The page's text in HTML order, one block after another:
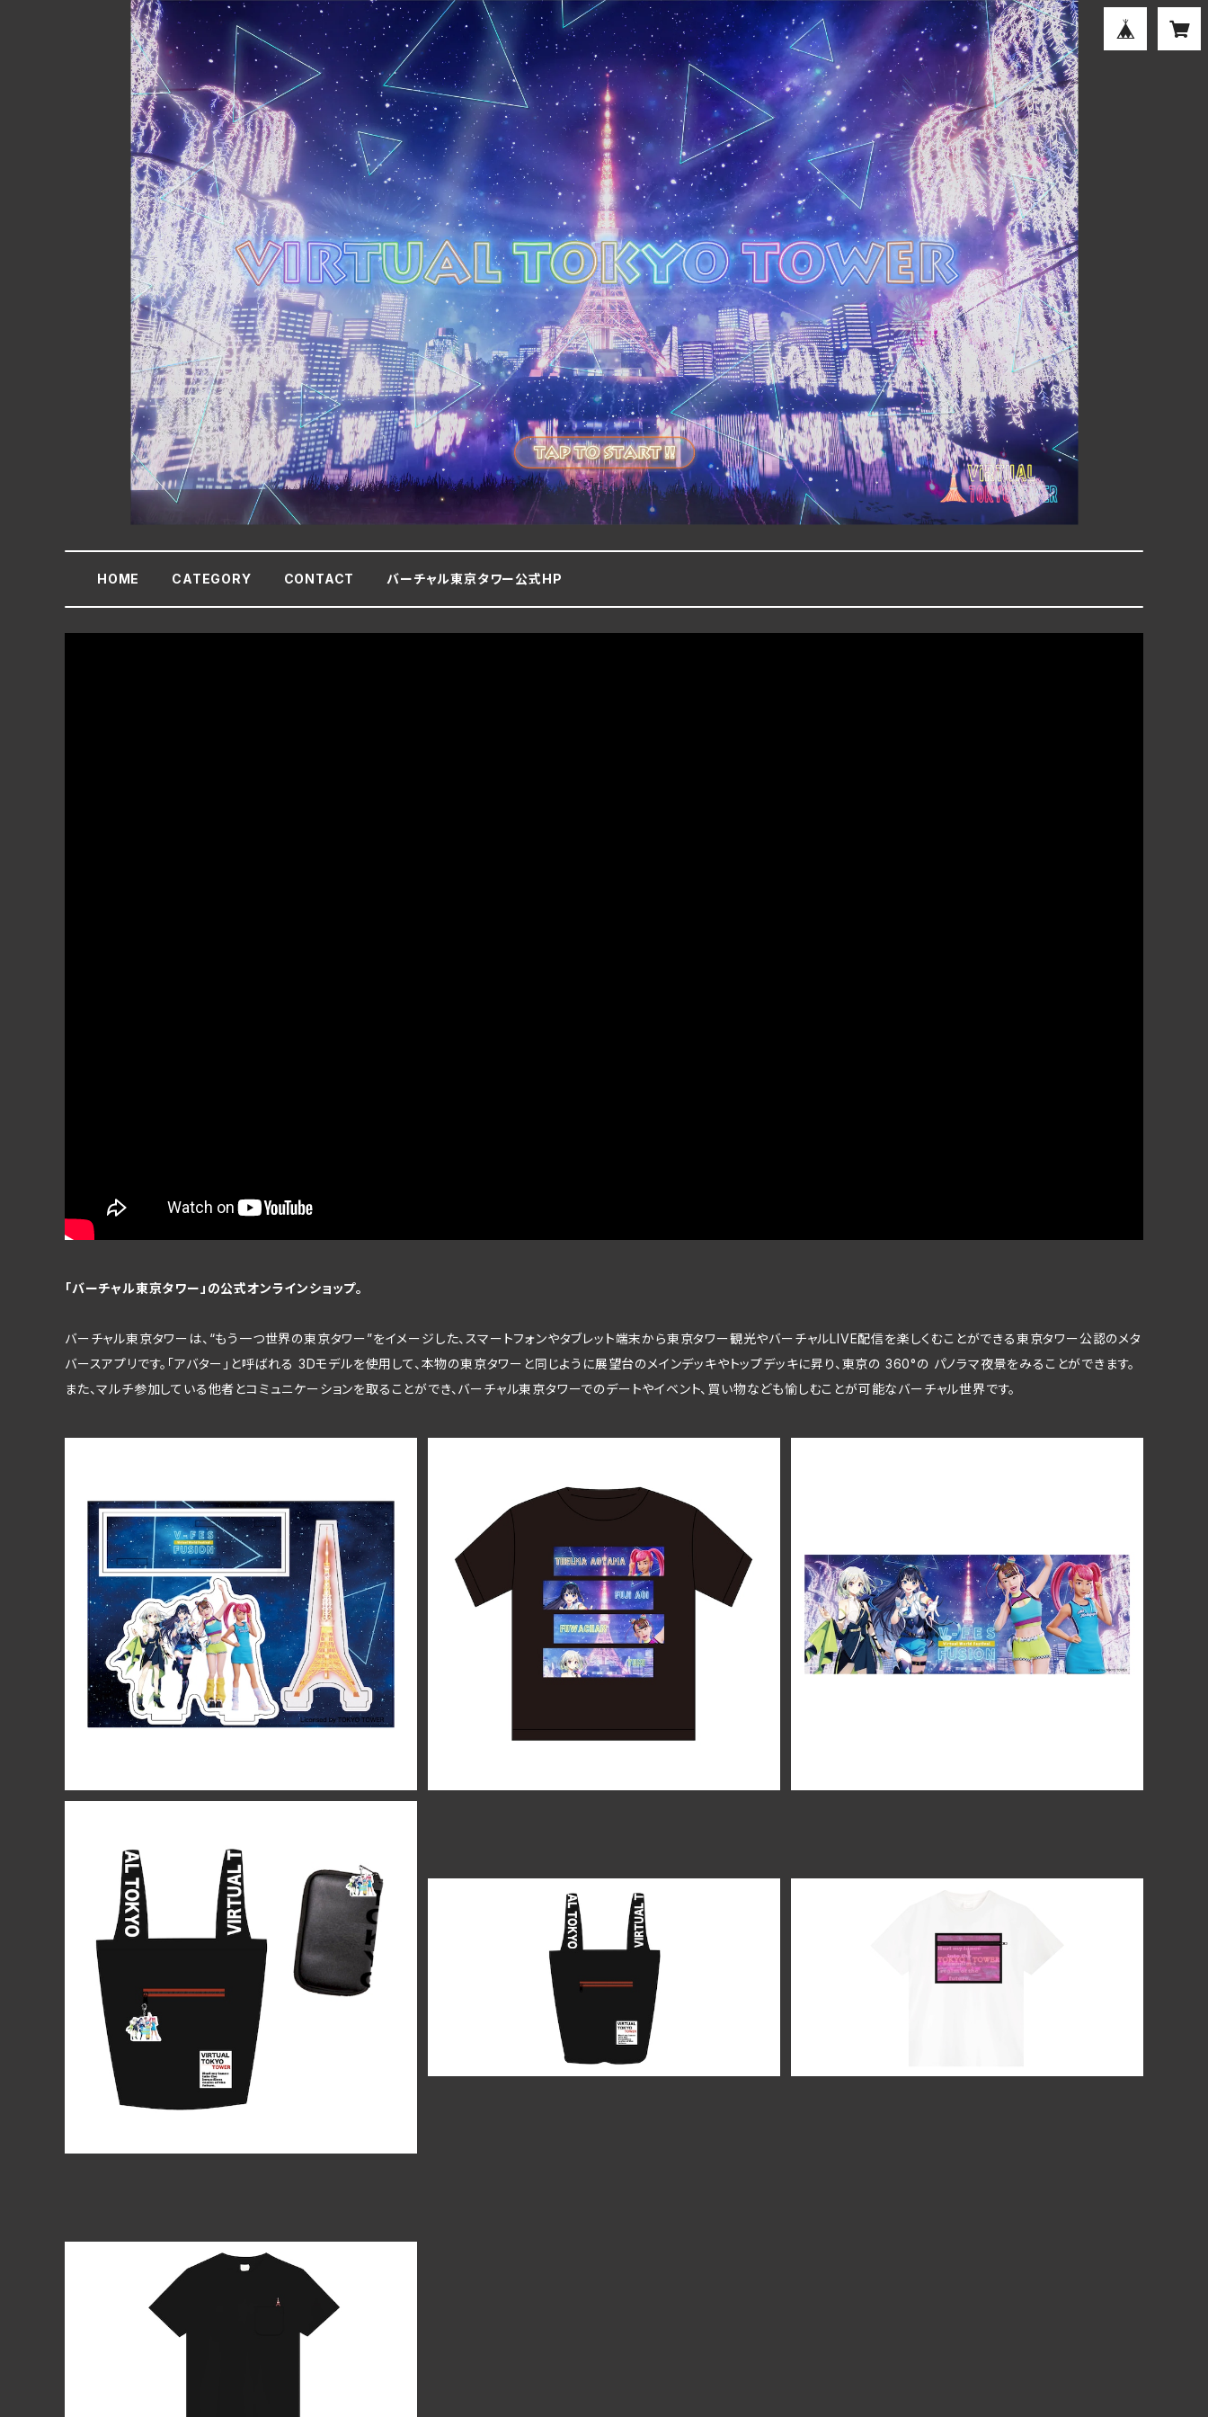
HOME CATEGORY CONTACT バーチャル東京タワー公式HP
「バーチャル東京タワー」の公式オンラインショップ。
バーチャル東京タワーは、“もう一つ世界の東京タワー”をイメージした、スマートフォンやタブレット端末から東京タワー観光やバーチャルLIVE配信を楽しくむことができる東京タワー公認のメタ
バースアプリです。「アバター」と呼ばれる 3Dモデルを使用して、本物の東京タワーと同じように展望台のメインデッキやトップデッキに昇り、東京の 360°の パノラマ夜景をみることができます。
また、マルチ参加している他者とコミュニケーションを取ることができ、バーチャル東京タワーでのデートやイベント、買い物なども愉しむことが可能なバーチャル世界です。
アクリルスタンド
¥1,500
Tシャツ
¥3,000
スポーツタオル
¥2,500
ショッピングバック
¥3,500
オリジナルショッピングバック
¥3,330
オリジナルTシャツ（白）
オリジナルTシャツ（黒）